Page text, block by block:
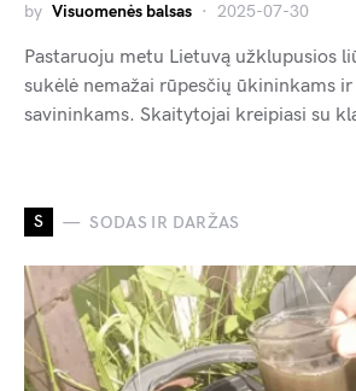
by Visuomenės balsas 2025-07-30
Pastaruoju metu Lietuvą užklupusios
sukėlė nemažai rūpesčių ūkininkams ir
savininkams. Skaitytojai kreipiasi su
S SODAS IR DARŽAS